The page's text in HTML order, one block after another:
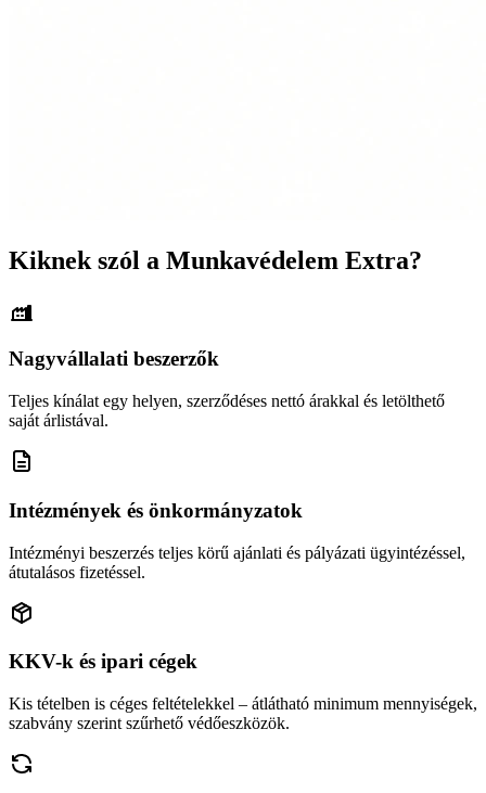
Kiknek szól a Munkavédelem Extra?
Nagyvállalati beszerzők
Teljes kínálat egy helyen, szerződéses nettó árakkal és letölthető
saját árlistával.
Intézmények és önkormányzatok
Intézményi beszerzés teljes körű ajánlati és pályázati ügyintézéssel,
átutalásos fizetéssel.
KKV-k és ipari cégek
Kis tételben is céges feltételekkel – átlátható minimum mennyiségek,
szabvány szerint szűrhető védőeszközök.